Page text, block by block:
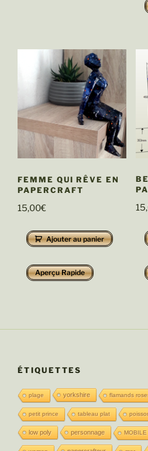
FEMME QUI RÊVE EN
PAPERCRAFT
15,00€
Ajouter au panier
Aperçu Rapide
ÉTIQUETTES
plage yorkshire flamands
petit prince tableau plat
low poly personnage MOBILE